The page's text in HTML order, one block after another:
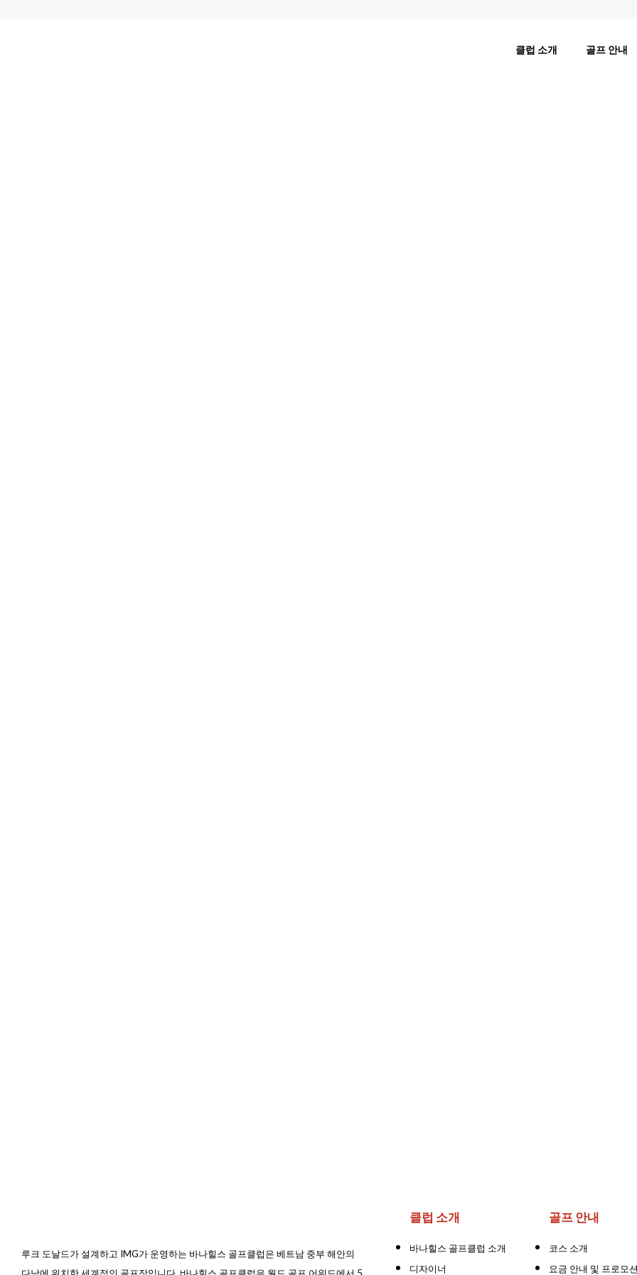
클럽 소개 골프 안내
루크 도날드가 설계하고 IMG가 운영하는 바나힐스 골프클럽은 베트남 중부 해안의
클럽 소개
바나힐스 골프클럽 소개
디자이너
골프 안내
코스 소개
요금 안내 및 프로모